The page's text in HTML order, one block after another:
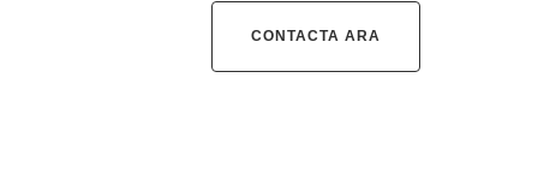
CONTACTA ARA